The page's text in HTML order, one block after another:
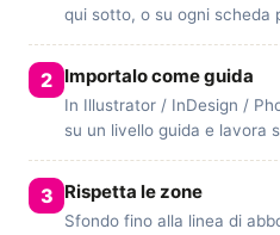
qui sotto, o su ogni scheda
Importalo come guida
In Illustrator / InDesign /
su un livello guida e lavora
Rispetta le zone
Sfondo fino alla linea di